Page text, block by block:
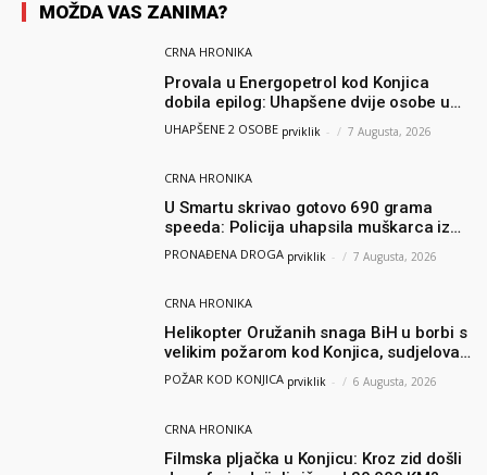
MOŽDA VAS ZANIMA?
CRNA HRONIKA
Provala u Energopetrol kod Konjica
dobila epilog: Uhapšene dvije osobe u
Čapljini i Jablanici
UHAPŠENE 2 OSOBE prviklik - 7 Augusta, 2026
CRNA HRONIKA
U Smartu skrivao gotovo 690 grama
speeda: Policija uhapsila muškarca iz
Hercegovine
PRONAĐENA DROGA prviklik - 7 Augusta, 2026
CRNA HRONIKA
Helikopter Oružanih snaga BiH u borbi s
velikim požarom kod Konjica, sudjelovao
i Air Tractor
POŽAR KOD KONJICA prviklik - 6 Augusta, 2026
CRNA HRONIKA
Filmska pljačka u Konjicu: Kroz zid došli